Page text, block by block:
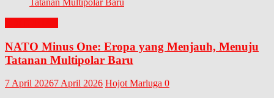
NATO Minus One: Eropa yang Menjauh, Menuju
Tatanan Multipolar Baru
7 April 20267 April 2026 Hojot Marluga 0